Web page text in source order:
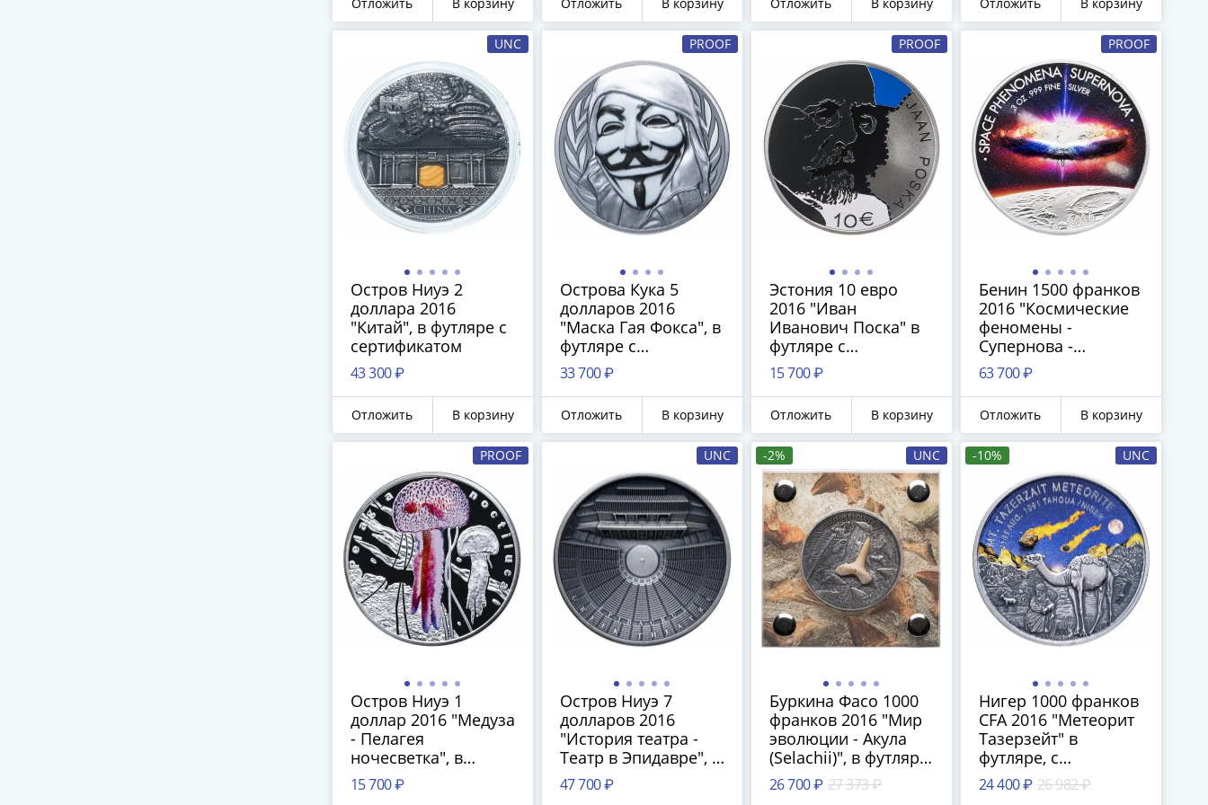
UNC
Остров Ниуэ 2
доллара 2016
"Китай", в футляре с
сертификатом
43 300 ₽
Отложить В корзину
PROOF
Острова Кука 5
долларов 2016
"Маска Гая Фокса", в
футляре с
сертификатом
33 700 ₽
Отложить В корзину
PROOF
Эстония 10 евро
2016 "Иван
Иванович Поска" в
футляре с
сертификатом
15 700 ₽
Отложить В корзину
PROOF
Бенин 1500 франков
2016 "Космические
феномены -
Супернова -
Сверхновая звезда",
в футляре с
сертификатом
63 700 ₽
Отложить В корзину
PROOF
Остров Ниуэ 1
доллар 2016 "Медуза
- Пелагея
ночесветка", в
футляре с
сертификатом
15 700 ₽
UNC
Остров Ниуэ 7
долларов 2016
"История театра -
Театр в Эпидавре", в
футляре с
сертификатом
47 700 ₽
-2% UNC
Буркина Фасо 1000
франков 2016 "Мир
эволюции - Акула
(Selachii)", в футляре
с сертификатом
26 700 ₽ 27 373 ₽
-10% UNC
Нигер 1000 франков
CFA 2016 "Метеорит
Тазерзейт" в
футляре, с
сертификатом
24 400 ₽ 26 982 ₽